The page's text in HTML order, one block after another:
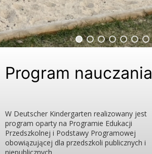
Program nauczania
W Deutscher Kindergarten realizowany jest
program oparty na Programie Edukacji
Przedszkolnej i Podstawy Programowej
obowiązującej dla przedszkoli publicznych i
niepublicznych...